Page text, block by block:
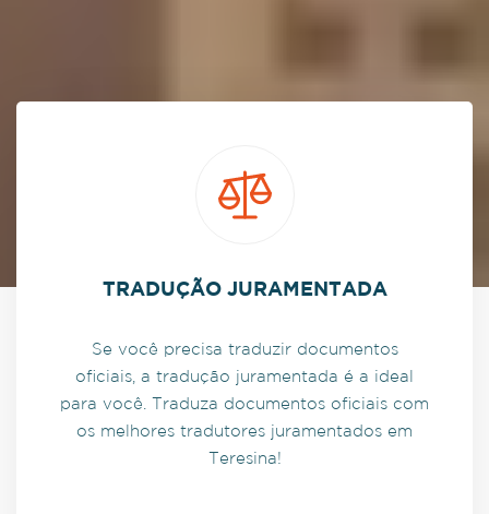
TRADUÇÃO JURAMENTADA
Se você precisa traduzir documentos
oficiais, a tradução juramentada é a ideal
para você. Traduza documentos oficiais com
os melhores tradutores juramentados em
Teresina!